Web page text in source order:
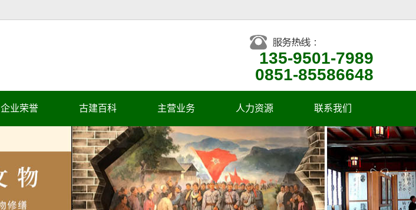
135-9501-7989
0851-85586648
企业荣誉 古建百科 主营业务 人力资源
企业人才观
招聘信息
联系我们